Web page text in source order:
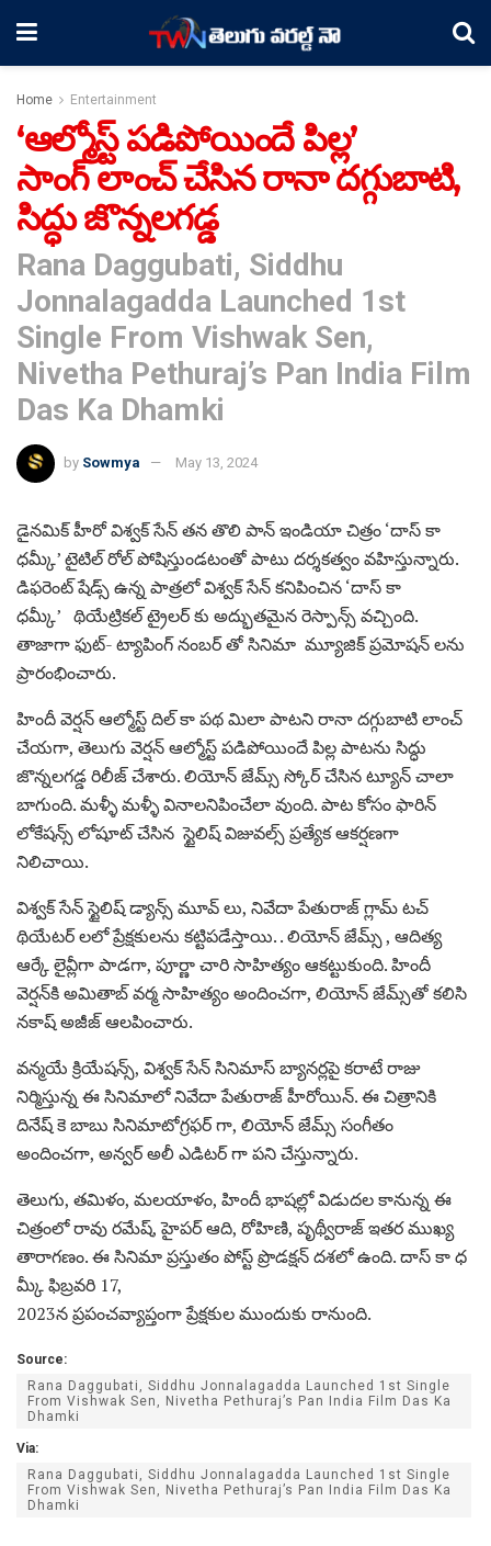
Home Entertainment
‘ఆల్మోస్ట్ పడిపోయిందే పిల్ల’
సాంగ్ లాంచ్ చేసిన రానా దగ్గుబాటి,
సిద్ధు జొన్నలగడ్డ
Rana Daggubati, Siddhu
Jonnalagadda Launched 1st
Single From Vishwak Sen,
Nivetha Pethuraj’s Pan India Film
Das Ka Dhamki
by Sowmya May 13, 2024
డైనమిక్ హీరో విశ్వక్ సేన్ తన తొలి పాన్ ఇండియా చిత్రం ‘దాస్ కా
ధమ్కీ’ టైటిల్ రోల్ పోషిస్తుండటంతో పాటు దర్శకత్వం వహిస్తున్నారు.
డిఫరెంట్ షేడ్స్ ఉన్న పాత్రలో విశ్వక్ సేన్ కనిపించిన ‘దాస్ కా
ధమ్కీ’ థియేట్రికల్ ట్రైలర్ కు అద్భుతమైన రెస్పాన్స్ వచ్చింది.
తాజాగా ఫుట్- ట్యాపింగ్ నంబర్‌ తో సినిమా మ్యూజిక్ ప్రమోషన్‌ లను
ప్రారంభించారు.
హిందీ వెర్షన్ ఆల్మోస్ట్ దిల్ కా పథ మిలా పాటని రానా దగ్గుబాటి లాంచ్
చేయగా, తెలుగు వెర్షన్ ఆల్మోస్ట్ పడిపోయిందే పిల్ల పాటను సిద్ధు
జొన్నలగడ్డ రిలీజ్ చేశారు. లియోన్ జేమ్స్ స్కోర్ చేసిన ట్యూన్ చాలా
బాగుంది. మళ్ళీ మళ్ళీ వినాలనిపించేలా వుంది. పాట కోసం ఫారిన్
లోకేషన్స్ లోషూట్ చేసిన స్టైలిష్ విజువల్స్ ప్రత్యేక ఆకర్షణగా
నిలిచాయి.
విశ్వక్ సేన్ స్టైలిష్ డ్యాన్స్ మూవ్‌ లు, నివేదా పేతురాజ్ గ్లామ్ టచ్
థియేటర్‌ లలో ప్రేక్షకులను కట్టిపడేస్తాయి. . లియోన్ జేమ్స్ , ఆదిత్య
ఆర్కే లైవ్లీగా పాడగా, పూర్ణా చారి సాహిత్యం ఆకట్టుకుంది. హిందీ
వెర్షన్‌కి అమితాబ్ వర్మ సాహిత్యం అందించగా, లియోన్ జేమ్స్‌తో కలిసి
నకాష్ అజీజ్ ఆలపించారు.
వన్మయే క్రియేషన్స్, విశ్వక్ సేన్ సినిమాస్ బ్యానర్లపై కరాటే రాజు
నిర్మిస్తున్న ఈ సినిమాలో నివేదా పేతురాజ్ హీరోయిన్. ఈ చిత్రానికి
దినేష్ కె బాబు సినిమాటోగ్రఫర్ గా, లియోన్ జేమ్స్ సంగీతం
అందించగా, అన్వర్ అలీ ఎడిటర్ గా పని చేస్తున్నారు.
తెలుగు, తమిళం, మలయాళం, హిందీ భాషల్లో విడుదల కానున్న ఈ
చిత్రంలో రావు రమేష్, హైపర్ ఆది, రోహిణి, పృథ్వీరాజ్ ఇతర ముఖ్య
తారాగణం. ఈ సినిమా ప్రస్తుతం పోస్ట్ ప్రొడక్షన్ దశలో ఉంది. దాస్ కా ధ
మ్కీ ఫిబ్రవరి 17,
2023న ప్రపంచవ్యాప్తంగా ప్రేక్షకుల ముందుకు రానుంది.
Source:
Rana Daggubati, Siddhu Jonnalagadda Launched 1st Single
From Vishwak Sen, Nivetha Pethuraj’s Pan India Film Das Ka
Dhamki
Via:
Rana Daggubati, Siddhu Jonnalagadda Launched 1st Single
From Vishwak Sen, Nivetha Pethuraj’s Pan India Film Das Ka
Dhamki